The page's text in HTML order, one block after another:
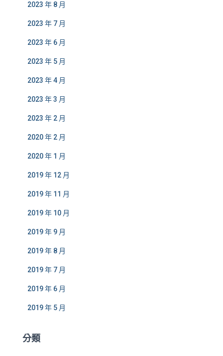
2023 年 8 月
2023 年 7 月
2023 年 6 月
2023 年 5 月
2023 年 4 月
2023 年 3 月
2023 年 2 月
2020 年 2 月
2020 年 1 月
2019 年 12 月
2019 年 11 月
2019 年 10 月
2019 年 9 月
2019 年 8 月
2019 年 7 月
2019 年 6 月
2019 年 5 月
分類